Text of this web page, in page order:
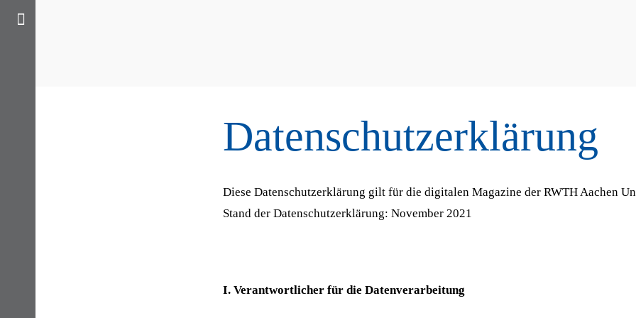
Datenschutzerklärung
Diese Datenschutzerklärung gilt für die digitalen Magazine der RWTH Aachen
Stand der Datenschutzerklärung: November 2021
I. Verantwortlicher für die Datenverarbeitung